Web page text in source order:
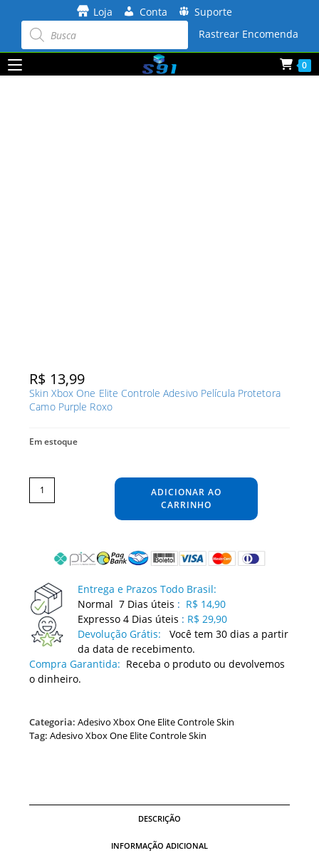
conteúdo
Loja Conta Suporte
Pesquisar
produtos Rastrear Encomenda
0
R$ 13,99
Skin Xbox One Elite Controle Adesivo Película Protetora
Camo Purple Roxo
Em estoque
Skin
Xbox
One
Elite
Adesivo
ADICIONAR AO
CARRINHO
Entrega e Prazos Todo Brasil:
Normal 7 Dias úteis : R$ 14,90
Expresso 4 Dias úteis : R$ 29,90
Devolução Grátis:
Você tem 30 dias a partir
da data de recebimento.
Compra Garantida: Receba o produto ou devolvemos
o dinheiro.
Categoria:Adesivo Xbox One Elite Controle Skin
Tag:Adesivo Xbox One Elite Controle Skin
DESCRIÇÃO
INFORMAÇÃO ADICIONAL